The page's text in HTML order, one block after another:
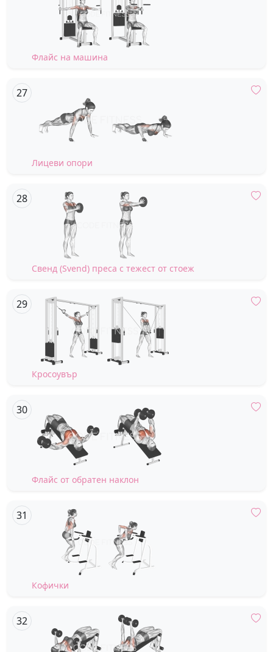
Флайс на машина
Лицеви опори
Свенд (Svend) преса с тежест от стоеж
Кросоувър
Флайс от обратен наклон
Кофички